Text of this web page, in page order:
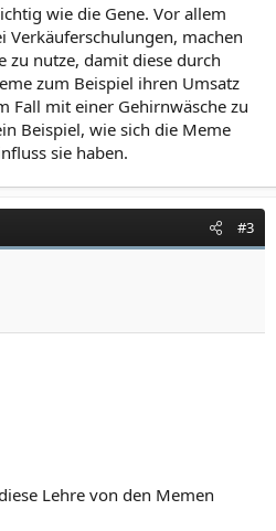
wie die Gene. Vor allem
Verkäuferschulungen, machen
zu nutze, damit diese durch
zum Beispiel ihren Umsatz
Fall mit einer Gehirnwäsche zu
Beispiel, wie sich die Meme
sie haben.
#3
Lehre von den Memen